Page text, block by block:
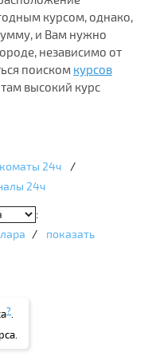
курсом, однако,
и Вам нужно
независимо от
поиском курсов
там высокий курс
24ч
/
24ч
:
/
показать
?.